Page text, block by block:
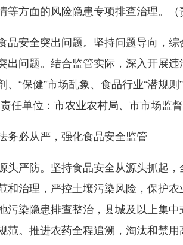
等方面的风险隐患专项排查治理。
安全突出问题。坚持问题导向，综
出问题。结合监管实际，深入开展
“保健”市场乱象、食品行业“潜规则
任单位：市农业农村局、市市场监
必从严，强化食品安全监管
严防。坚持食品安全从源头抓起，
和治理，严控土壤污染风险，保护
污染隐患排查整治，县城及以上集
范。推进农药全程追溯，淘汰和禁